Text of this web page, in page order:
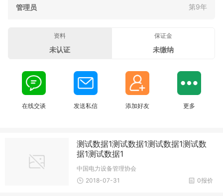
管理员 第9年
资料
未认证
保证金
未缴纳
在线交谈 发送私信 添加好友 更多
测试数据1测试数据1测试数据1测试数
据1测试数据1
中国电力设备管理协会
0报价
2018-07-31